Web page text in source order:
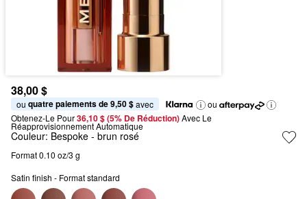
38,00 $
ou quatre paiements de 9,50 $ avec
ou
Obtenez-Le Pour36,10 $ (5% De Réduction) Avec Le
Réapprovisionnement Automatique
Couleur: Bespoke - brun rosé
Format 0.10 oz/3 g
Satin finish - Format standard